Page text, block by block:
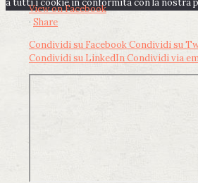
View on Facebook
· Share
Condividi su FacebookCondividi su
Condividi su LinkedInCondividi via